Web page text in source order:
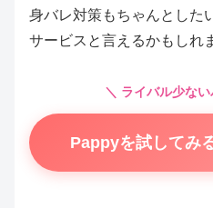
身バレ対策もちゃんとした
サービスと言えるかもしれ
＼ ライバル少な
Pappyを試してみ